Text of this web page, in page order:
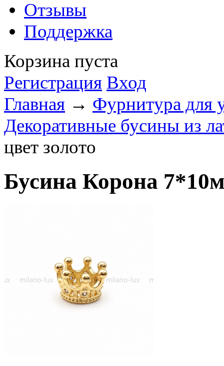
Отзывы
Поддержка
Корзина пуста
Регистрация Вход
Главная → Фурнитура для
Декоративные бусины из
цвет золото
Бусина Корона